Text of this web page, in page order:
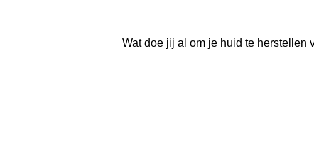
Wat doe jij al om je huid te herstellen